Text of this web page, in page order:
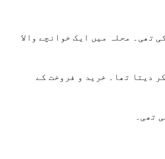
پٹنہ کا چاند پور بیلا محلہ تھا۔ گرمی کی ایک بوجھل دوپہر تھی۔ اس وقت میری عمر تقریباً ۱۲ سال کی تھی۔ محلہ میں ایک خوانچے والا
دیتا تھا۔ خرید و فروخت کے
تھی۔